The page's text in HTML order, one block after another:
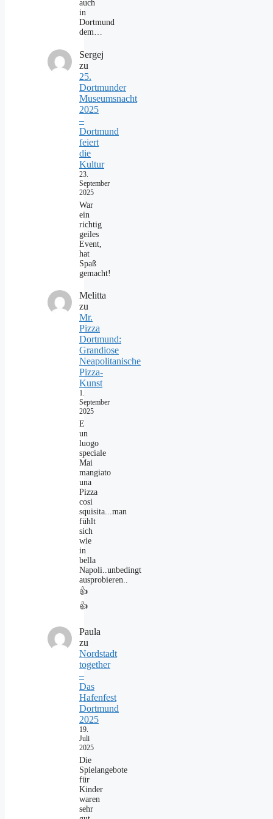
auch
in
Dortmund
dem…
Sergej
zu
25.
Dortmunder
Museumsnacht
2025
–
Dortmund
feiert
die
Kultur
23.
September
2025
War
ein
richtig
geiles
Event,
hat
Spaß
gemacht!
Melitta
zu
Mr.
Pizza
Dortmund:
Grandiose
Neapolitanische
Pizza-
Kunst
1.
September
2025
E
un
luogo
speciale
Mai
mangiato
una
Pizza
cosi
squisita...man
fühlt
sich
wie
in
bella
Napoli..unbedingt
ausprobieren..
👍
👍
Paula
zu
Nordstadt
together
–
Das
Hafenfest
Dortmund
2025
19.
Juli
2025
Die
Spielangebote
für
Kinder
waren
sehr